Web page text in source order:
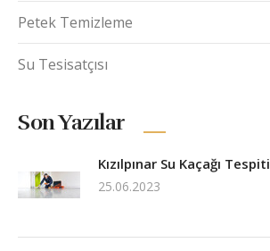
Petek Temizleme
Su Tesisatçısı
Son Yazılar
Kızılpınar Su Kaçağı Tespiti
25.06.2023